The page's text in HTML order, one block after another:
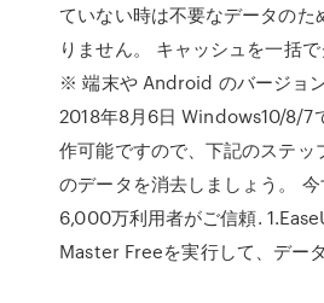
ていない時は不要なデータのた
りません。 キャッシュを一括
※ 端末や Android のバージョ
2018年8月6日 Windows10/8/7
作可能ですので、下記のステッ
のデータを消去しましょう。
6,000万利用者がご信頼.
Master Freeを実行して、データ